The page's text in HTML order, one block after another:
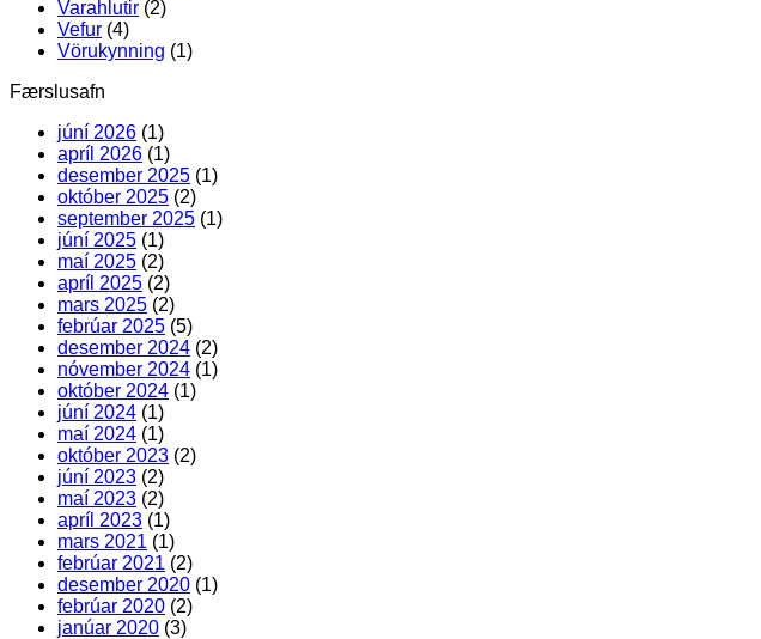
Varahlutir (2)
Vefur (4)
Vörukynning (1)
Færslusafn
júní 2026 (1)
apríl 2026 (1)
desember 2025 (1)
október 2025 (2)
september 2025 (1)
júní 2025 (1)
maí 2025 (2)
apríl 2025 (2)
mars 2025 (2)
febrúar 2025 (5)
desember 2024 (2)
nóvember 2024 (1)
október 2024 (1)
júní 2024 (1)
maí 2024 (1)
október 2023 (2)
júní 2023 (2)
maí 2023 (2)
apríl 2023 (1)
mars 2021 (1)
febrúar 2021 (2)
desember 2020 (1)
febrúar 2020 (2)
janúar 2020 (3)